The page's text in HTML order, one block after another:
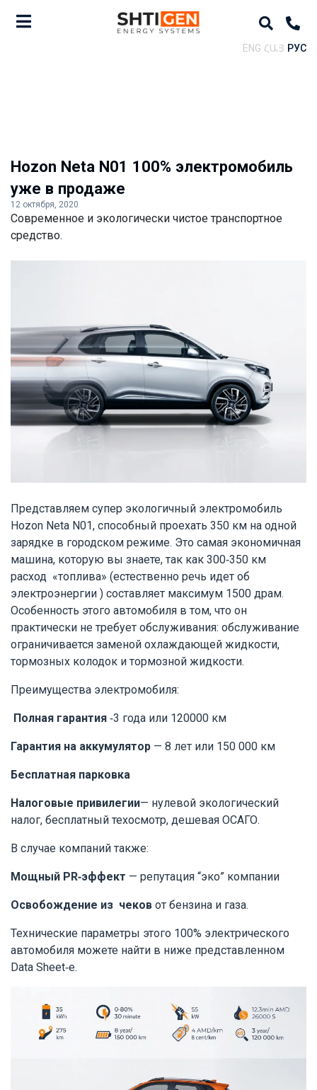
ENG ՀԱՅ РУС
Hozon Neta N01 100% электромобиль
уже в продаже
12 октября, 2020
Современное и экологически чистое транспортное
средство.
Представляем супер экологичный электромобиль
Hozon Neta N01, способный проехать 350 км на одной
зарядке в городском режиме. Это самая экономичная
машина, которую вы знаете, так как 300-350 км
расход «топлива» (естественно речь идет об
электроэнергии ) составляет максимум 1500 драм.
Особенность этого автомобиля в том, что он
практически не требует обслуживания: обслуживание
ограничивается заменой охлаждающей жидкости,
тормозных колодок и тормозной жидкости.
Преимущества электромобиля:
Полная гарантия-3 года или 120000 км
Гарантия на аккумулятор — 8 лет или 150 000 км
Бесплатная парковка
Налоговые привилегии— нулевой экологический
налог, бесплатный техосмотр, дешевая ОСАГО.
В случае компаний также:
Мощный PR-эффект — репутация “эко” компании
Освобождение из чековот бензина и газа.
Технические параметры этого 100% электрического
автомобиля можете найти в ниже представленном
Data Sheet-е.